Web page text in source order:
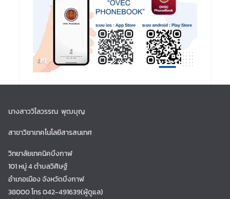
นางสาววิไลวรรณ พุฒบุญ
สาขาวิชาเทคโนโลยีสารสนเทศ
วิทยาลัยเทคนิคบึงกาฬ
101 หมู่ 4 ตำบลวิศิษฐ์
อำเภอเมือง จังหวัดบึงกาฬ
38000 โทร 042-491639(ผู้ดูแล)